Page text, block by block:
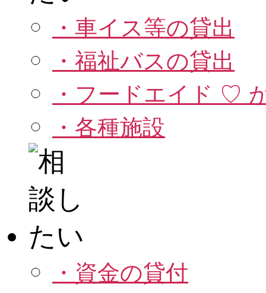
・車イス等の貸出
・福祉バスの貸出
・フードエイド ♡
・各種施設
・資金の貸付